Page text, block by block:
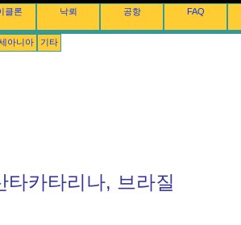
클론 낙뢰 공항 FAQ
아니아 기타
타카타리나, 브라질